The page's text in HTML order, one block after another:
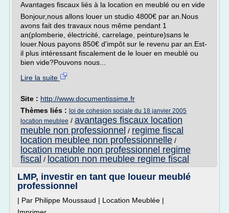
Avantages fiscaux liés à la location en meublé ou en vide
Bonjour,nous allons louer un studio 4800€ par an.Nous
avons fait des travaux nous même pendant 1
an(plomberie, électricité, carrelage, peinture)sans le
louer.Nous payons 850€ d'impôt sur le revenu par an.Est-
il plus intéressant fiscalement de le louer en meublé ou
bien vide?Pouvons nous...
Lire la suite
Site : http://www.documentissime.fr
Thèmes liés : loi de cohesion sociale du 18 janvier 2005
location meublee / avantages fiscaux location
meuble non professionnel / regime fiscal
location meublee non professionnelle /
location meuble non professionnel regime
fiscal / location non meublee regime fiscal
LMP, investir en tant que loueur meublé
professionnel
| Par Philippe Moussaud | Location Meublée |